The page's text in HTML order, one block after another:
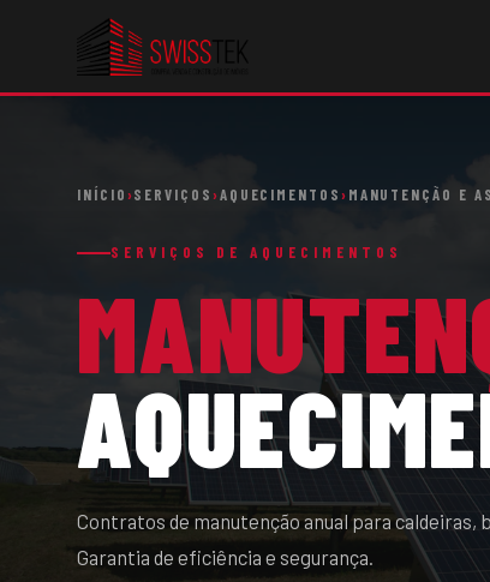
INÍCIO›SERVIÇOS›AQUECIMENTOS›MANUTENÇÃO E
SERVIÇOS DE AQUECIMENTOS
Contratos de manutenção anual para caldeiras,
Garantia de eficiência e segurança.